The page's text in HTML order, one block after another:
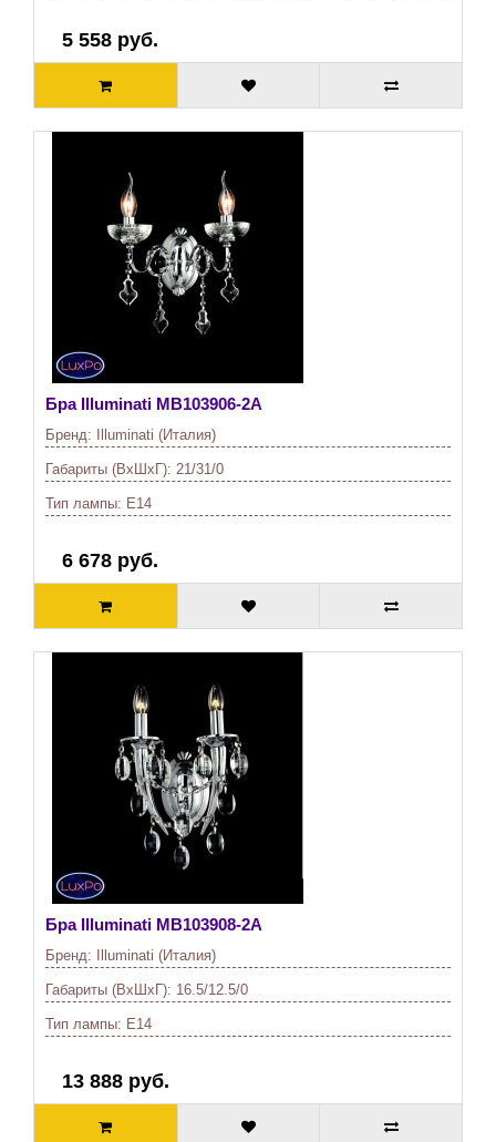
5 558 руб.
Бра Illuminati MB103906-2A
Бренд: Illuminati (Италия)
Габариты (ВхШхГ): 21/31/0
Тип лампы: E14
6 678 руб.
Бра Illuminati MB103908-2A
Бренд: Illuminati (Италия)
Габариты (ВхШхГ): 16.5/12.5/0
Тип лампы: E14
13 888 руб.